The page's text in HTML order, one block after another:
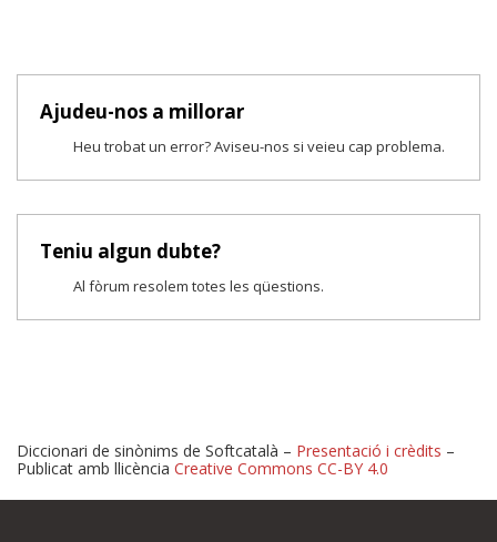
Ajudeu-nos a millorar
Heu trobat un error? Aviseu-nos si veieu cap problema.
Teniu algun dubte?
Al fòrum resolem totes les qüestions.
Diccionari de sinònims de Softcatalà – Presentació i crèdits –
Publicat amb llicència Creative Commons CC-BY 4.0